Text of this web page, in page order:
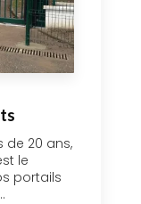
de 20 ans,
le
portails